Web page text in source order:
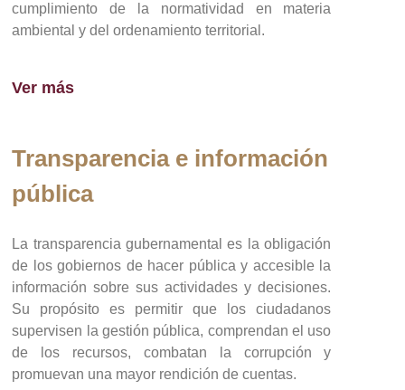
cumplimiento de la normatividad en materia
ambiental y del ordenamiento territorial.
Ver más
Transparencia e información
pública
La transparencia gubernamental es la obligación
de los gobiernos de hacer pública y accesible la
información sobre sus actividades y decisiones.
Su propósito es permitir que los ciudadanos
supervisen la gestión pública, comprendan el uso
de los recursos, combatan la corrupción y
promuevan una mayor rendición de cuentas.